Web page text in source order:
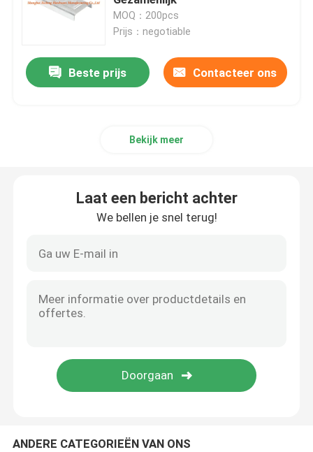
de dekking van het vloerafvoerkanaal
Staalbroedsel
De Klem van de de lenteklem
stalen kanaal
staaldraad
elektronische vervangstukken
De Steunen van het metaalkader
MOQ：200pcs
Prijs：negotiable
Beste prijs Contacteer ons
Bekijk meer
Laat een bericht achter
We bellen je snel terug!
ANDERE CATEGORIEËN VAN ONS